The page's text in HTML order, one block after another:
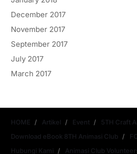
December 2017
November 2017
September 2017
July 2017
March 2017
HOME Artikel Event
5TH Craft
Download eBook 8TH Animasi Club
Hubungi Kami
Animasi Club